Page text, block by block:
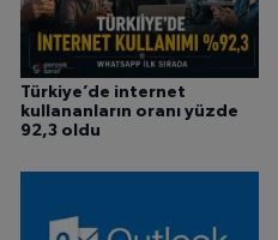
Türkiye’de internet
kullananların oranı yüzde
92,3 oldu